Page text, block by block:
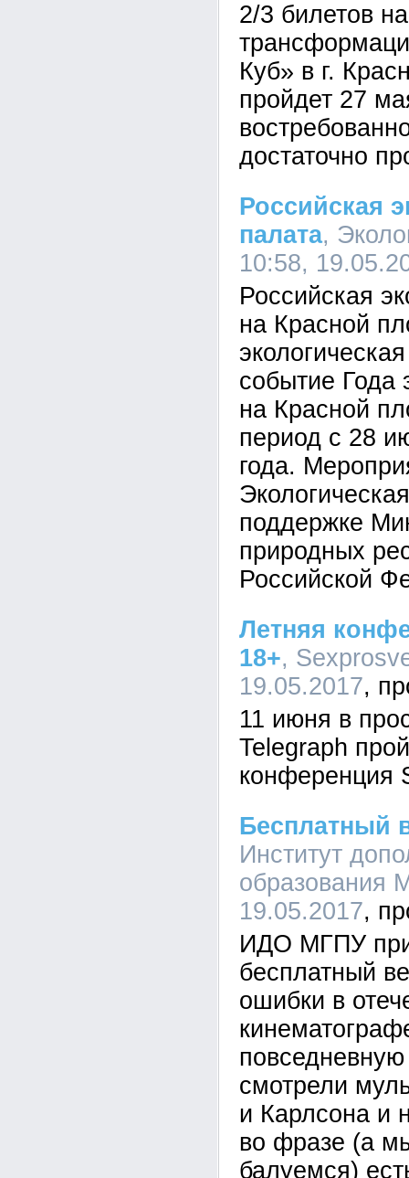
2/3 билетов
Куб» в г.
пройдет 27
достаточно
Российская
палата,
10:58,
Российская
на Красной
событие Года
на Красной
период с 28
года.
поддержке
природных
Российской
Летняя
18+,
19.05.2017
11 июня в
Telegraph
конференция
Бесплатный
Институт
образования
19.05.2017
ИДО МГПУ
бесплатный
ошибки в
смотрели
и Карлсона и
во фразе (а
балуемся)